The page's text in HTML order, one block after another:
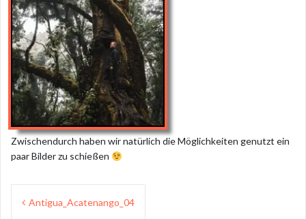
Zwischendurch haben wir natürlich die Möglichkeiten genutzt ein
paar Bilder zu schießen
Beitragsnavigation
Antigua_Acatenango_04